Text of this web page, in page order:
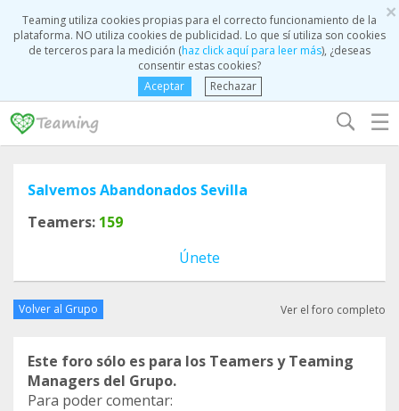
×
Teaming utiliza cookies propias para el correcto funcionamiento de la
plataforma. NO utiliza cookies de publicidad. Lo que sí utiliza son cookies
de terceros para la medición (haz click aquí para leer más), ¿deseas
consentir estas cookies?
Aceptar
Rechazar
☰
Salvemos Abandonados Sevilla
Teamers: 159
Únete
Volver al Grupo Ver el foro completo
Este foro sólo es para los Teamers y Teaming
Managers del Grupo.
Para poder comentar: